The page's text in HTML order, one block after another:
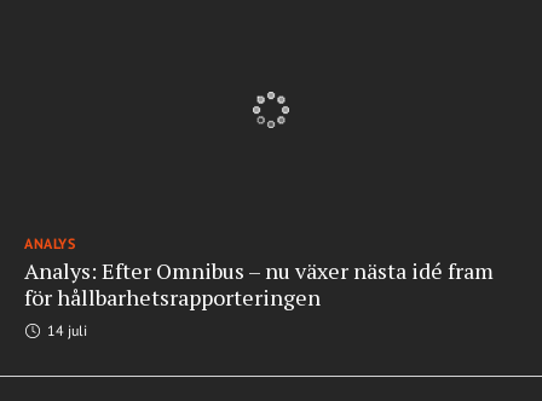
ANALYS
Analys: Efter Omnibus – nu växer nästa idé fram
för hållbarhetsrapporteringen
14 juli